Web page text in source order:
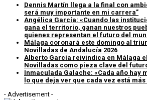
Dennis Martín llega a la final con
será muy importante en mi carrera”
Angélica García: «Cuando las
gana el territorio, ganan nuestros
quienes representan el futuro del
Málaga coronará este domingo al
Novilladas de Andalucía 2026
Alberto García reivindica en Málaga
Novilladas como pieza clave del
Inmaculada Galache: «Cada año hay
lo que deja ver que cada vez está
- Advertisement -